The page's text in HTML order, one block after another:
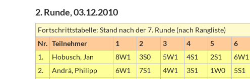
2. Runde, 03.12.2010
Fortschrittstabelle: Stand nach der 7. Runde (nach Rangliste)
Nr. Teilnehmer 1 2 3 4 5 6
1.
Hobusch, Jan 8W1 3S0 5W1 4S1 2S1 6W1
2.
Andrä, Philipp 6W1 7S1 4W1 3S1 1W0 5S1